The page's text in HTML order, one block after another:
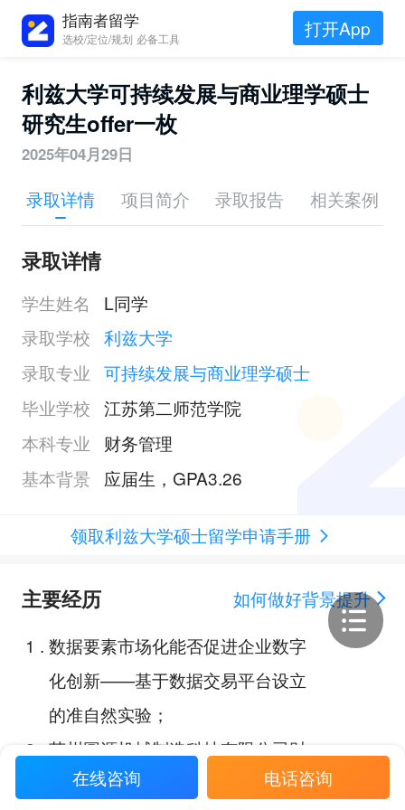
指南者留学
选校/定位/规划 必备工具 打开App
利兹大学可持续发展与商业理学硕士
研究生offer一枚
2025年04月29日
录取详情 项目简介 录取报告 相关案例
录取详情
学生姓名
L同学
录取学校 利兹大学
录取专业 可持续发展与商业理学硕士
毕业学校 江苏第二师范学院
本科专业
财务管理
基本背景
应届生，GPA3.26
领取利兹大学硕士留学申请手册
主要经历
如何做好背景提升
1 . 数据要素市场化能否促进企业数字
化创新——基于数据交易平台设立
的准自然实验；
2
苏州圆源机械制造科技有限公司财
务部会计实习生；
在线咨询 电话咨询